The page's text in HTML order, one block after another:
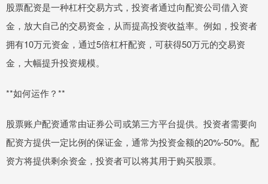
股票配资是一种杠杆交易方式，投资者通过向配资公司借入资
金，放大自己的交易资金，从而提高投资收益率。例如，投资者
拥有10万元资金，通过5倍杠杆配资，可获得50万元的交易资
金，大幅提升投资规模。
**如何运作？**
股票账户配资通常由证券公司或第三方平台提供。投资者需要向
配资方提供一定比例的保证金，通常为投资金额的20%-50%。配
资方将提供剩余资金，投资者可以将其用于购买股票。